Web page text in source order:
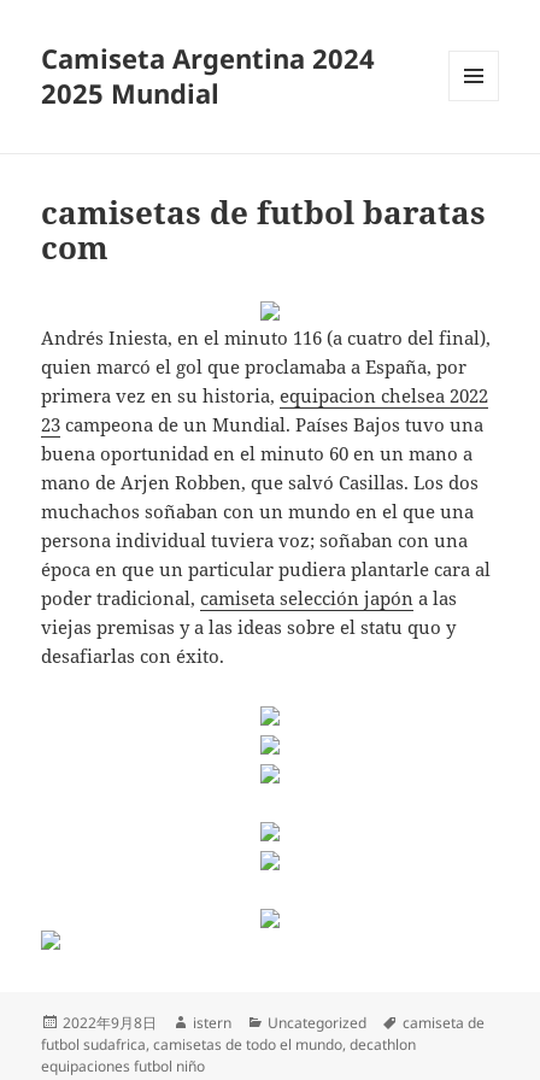
Camiseta Argentina 2024
2025 Mundial
camisetas de futbol baratas
com
Andrés Iniesta, en el minuto 116 (a cuatro del final),
quien marcó el gol que proclamaba a España, por
primera vez en su historia,equipacion chelsea 2022
23 campeona de un Mundial. Países Bajos tuvo una
buena oportunidad en el minuto 60 en un mano a
mano de Arjen Robben, que salvó Casillas. Los dos
muchachos soñaban con un mundo en el que una
persona individual tuviera voz; soñaban con una
época en que un particular pudiera plantarle cara al
poder tradicional,camiseta selección japón a las
viejas premisas y a las ideas sobre el statu quo y
desafiarlas con éxito.
Publicado
el
2022年9月8日 Autor
istern Categorías
Uncategorized Etiquetas
camiseta de
futbol sudafrica,camisetas de todo el mundo,decathlon
equipaciones futbol niño